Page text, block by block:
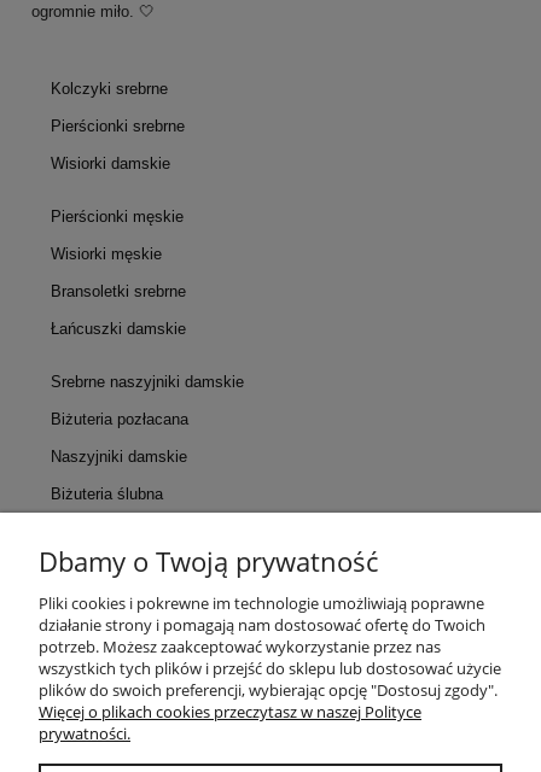
ogromnie miło. 🤍
Kolczyki srebrne
Pierścionki srebrne
Wisiorki damskie
Pierścionki męskie
Wisiorki męskie
Bransoletki srebrne
Łańcuszki damskie
Srebrne naszyjniki damskie
Biżuteria pozłacana
Naszyjniki damskie
Biżuteria ślubna
KONTAKT
POMOC
MOJE KONTO
PŁATNOŚCI I DOSTAWA
Dbamy o Twoją prywatność
Pliki cookies i pokrewne im technologie umożliwiają poprawne
działanie strony i pomagają nam dostosować ofertę do Twoich
potrzeb. Możesz zaakceptować wykorzystanie przez nas
wszystkich tych plików i przejść do sklepu lub dostosować użycie
plików do swoich preferencji, wybierając opcję "Dostosuj zgody".
Więcej o plikach cookies przeczytasz w naszej Polityce
prywatności.